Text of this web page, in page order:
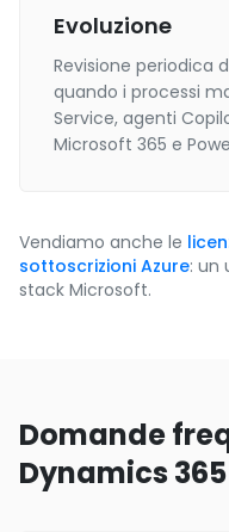
Evoluzione
Revisione periodica
quando i processi
Service, agenti
Microsoft 365 e
Vendiamo anche le
sottoscrizioni Azure: un
stack Microsoft.
Domande
Dynamics 365